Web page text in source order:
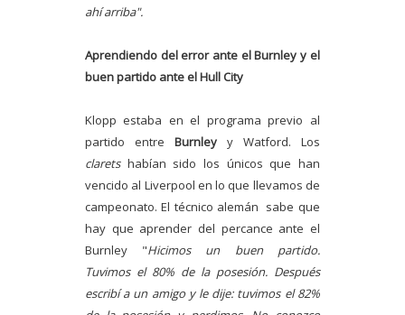
ahí arriba".
Aprendiendo del error ante el Burnley y el
buen partido ante el Hull City
Klopp estaba en el programa previo al
partido entre Burnleyy Watford. Los
claretshabían sido los únicos que han
vencido al Liverpool en lo que llevamos de
campeonato. El técnico alemán sabe que
hay que aprender del percance ante el
Burnley "Hicimos un buen partido.
Tuvimos el 80% de la posesión. Después
escribí a un amigo y le dije: tuvimos el 82%